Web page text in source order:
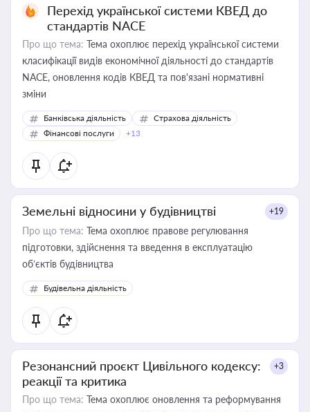
Перехід української системи КВЕД до
стандартів NACE
Про що тема: Тема охоплює перехід української системи
класифікації видів економічної діяльності до стандартів
NACE, оновлення кодів КВЕД та пов'язані нормативні
зміни
Банківська діяльність
Страхова діяльність
Фінансові послуги
+13
Земельні відносини у будівництві +19
Про що тема: Тема охоплює правове регулювання
підготовки, здійснення та введення в експлуатацію
об’єктів будівництва
Будівельна діяльність
Резонансний проєкт Цивільного кодексу:
реакції та критика
+3
Про що тема: Тема охоплює оновлення та реформування